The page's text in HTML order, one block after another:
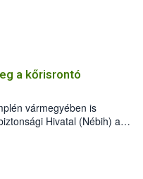
a kőrisrontó
vármegyében is
Hivatal (Nébih) a
jelenlétét. A
meg, de már fertőzött
a szlovák